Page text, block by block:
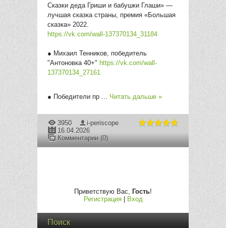
Сказки деда Гриши и бабушки Глаши» —
лучшая сказка страны, премия «Большая
сказка» 2022.
https://vk.com/wall-137370134_31184
● Михаил Тенников, победитель
"Антоновка 40+" https://vk.com/wall-
137370134_27161
● Победители пр ... Читать дальше »
3950
i-periscope
16.04.2026
Комментарии (0)
Приветствую Вас, Гость!
Регистрация| Вход
Поиск